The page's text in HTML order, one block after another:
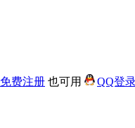
免费注册 也可用 QQ登